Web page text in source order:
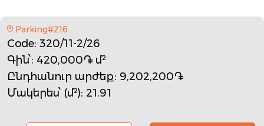
Parking#216
Code: 320/11-2/26
Գին՝: 420,000֏ մ²
Ընդհանուր արժեք: 9,202,200֏
Մակերես՝ (մ²): 21.91